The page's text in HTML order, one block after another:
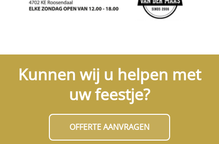
Kunnen wij u helpen met
uw feestje?
OFFERTE AANVRAGEN